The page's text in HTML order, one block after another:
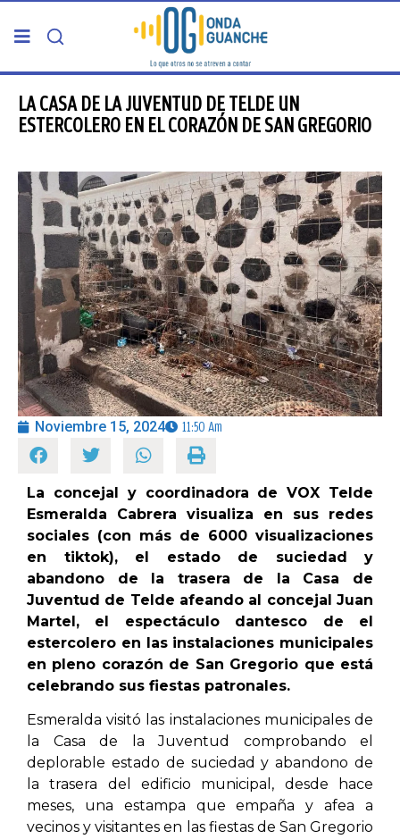
PORTADA
GRAN CANARIA
CANARIAS
5ª COLUMNA
CARTAS DEL DIRECTOR
ENTREVISTAS
OPINIÓN
PROGRAMAS
LA CASA DE LA JUVENTUD DE TELDE UN
ESTERCOLERO EN EL CORAZÓN DE SAN GREGORIO
Noviembre 15, 2024 11:50 Am
La concejal y coordinadora de VOX Telde
Esmeralda Cabrera visualiza en sus redes
sociales (con más de 6000 visualizaciones
en tiktok), el estado de suciedad y
abandono de la trasera de la Casa de
Juventud de Telde afeando al concejal Juan
Martel, el espectáculo dantesco de el
estercolero en las instalaciones municipales
en pleno corazón de San Gregorio que está
celebrando sus fiestas patronales.
Esmeralda visitó las instalaciones municipales de
la Casa de la Juventud comprobando el
deplorable estado de suciedad y abandono de
la trasera del edificio municipal, desde hace
meses, una estampa que empaña y afea a
vecinos y visitantes en las fiestas de San Gregorio